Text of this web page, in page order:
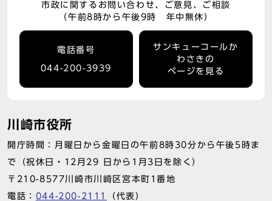
市政に関するお問い合わせ、ご意見、ご相談
（午前8時から午後9時 年中無休）
電話番号
044-200-3939
サンキューコールか
わさきの
ページを見る
川崎市役所
開庁時間：月曜日から金曜日の午前8時30分から午後5時ま
で（祝休日・12月29 日から1月3日を除く）
〒210-8577川崎市川崎区宮本町1番地
電話： 044-200-2111 （代表）